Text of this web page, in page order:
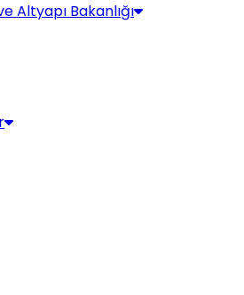
Altyapı Bakanlığı